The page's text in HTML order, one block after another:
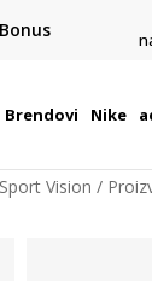
Brendovi Nike
Vision